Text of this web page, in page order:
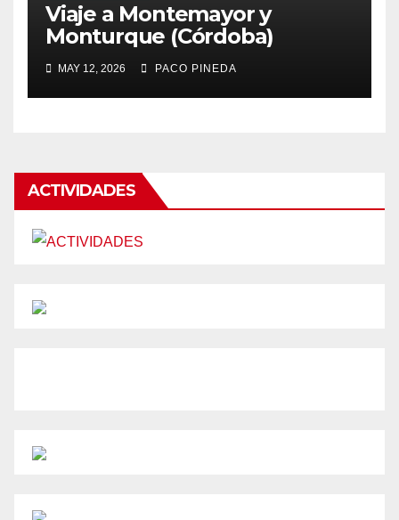
Viaje a Montemayor y
Monturque (Córdoba)
MAY 12, 2026 PACO PINEDA
ACTIVIDADES